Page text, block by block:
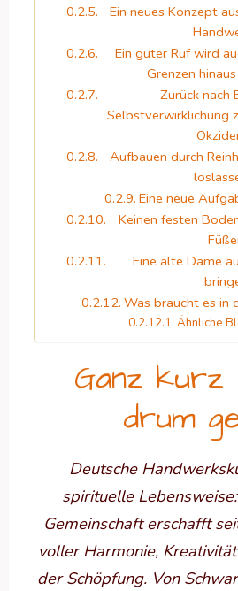
Ein neues Konzept
Ein guter Ruf wird
Grenzen
Zurück nach
Selbstverwirklichung
Aufbauen durch
Eine neue
Keinen festen
Eine alte Dame
Was braucht es in
Ähnliche
Ganz kurz
drum
Deutsche
spirituelle
Gemeinschaft erschafft
voller Harmonie,
der Schöpfung. Von